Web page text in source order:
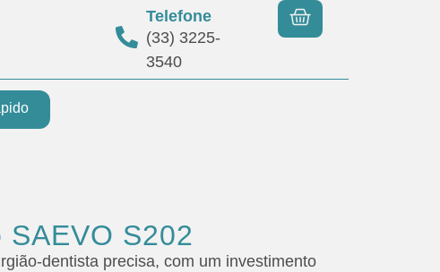
Telefone
(33) 3225-
3540
S202
dentista precisa, com um investimento